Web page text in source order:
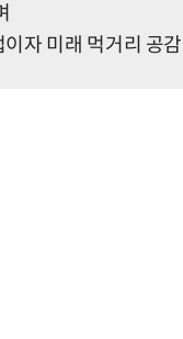
자 미래 먹거리 공